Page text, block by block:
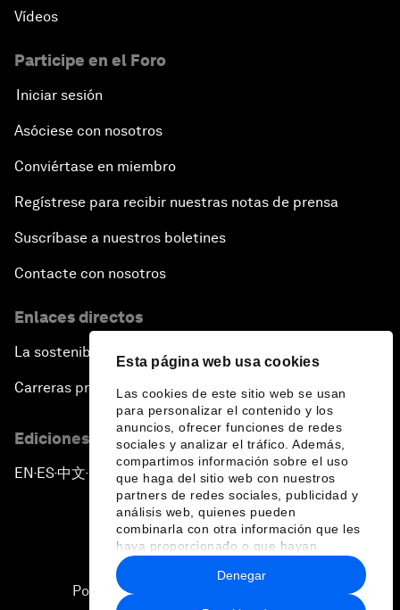
Esta página web usa cookies
Las cookies de este sitio web se usan
para personalizar el contenido y los
anuncios, ofrecer funciones de redes
sociales y analizar el tráfico. Además,
compartimos información sobre el uso
que haga del sitio web con nuestros
partners de redes sociales, publicidad y
análisis web, quienes pueden
combinarla con otra información que les
haya proporcionado o que hayan
recopilado a partir del uso que haya
hecho de sus servicios.
Denegar
Vídeos
Participe en el Foro
Iniciar sesión
Asóciese con nosotros
Conviértase en miembro
Regístrese para recibir nuestras notas de prensa
Suscríbase a nuestros boletines
Contacte con nosotros
Enlaces directos
La sostenibilidad en el Foro
Carreras profesionales
Ediciones en otros idiomas
EN ▪ ES▪中文▪ 日本語
Política de privacidad y normas de uso